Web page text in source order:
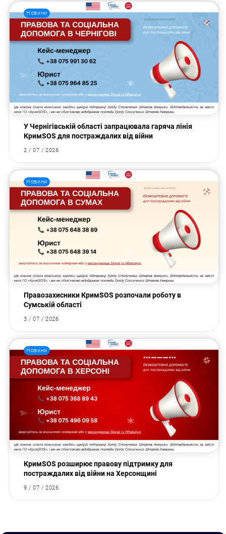
Новини
У Чернігівській області запрацювала гаряча лінія
КримSOS для постраждалих від війни
2 / 07 / 2026
Новини
Правозахисники КримSOS розпочали роботу в
Сумській області
3 / 07 / 2026
Новини
КримSOS розширює правову підтримку для
постраждалих від війни на Херсонщині
9 / 07 / 2026